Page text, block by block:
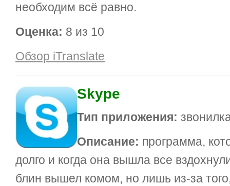
необходим всё равно.
Оценка: 8 из 10
Обзор iTranslate
Skype
Тип приложения:
Описание: программа,
долго и когда она вышла все
блин вышел комом, но лишь из-за